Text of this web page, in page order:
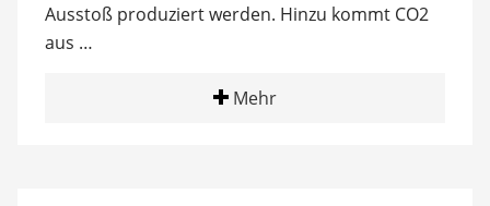
Ausstoß produziert werden. Hinzu kommt CO2
aus …
Mehr